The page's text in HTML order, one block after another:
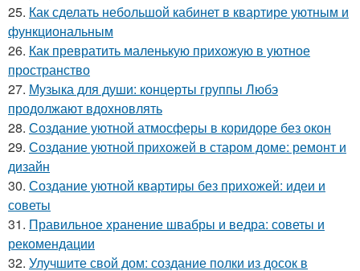
25. Как сделать небольшой кабинет в квартире уютным и
функциональным
26. Как превратить маленькую прихожую в уютное
пространство
27. Музыка для души: концерты группы Любэ
продолжают вдохновлять
28. Создание уютной атмосферы в коридоре без окон
29. Создание уютной прихожей в старом доме: ремонт и
дизайн
30. Создание уютной квартиры без прихожей: идеи и
советы
31. Правильное хранение швабры и ведра: советы и
рекомендации
32. Улучшите свой дом: создание полки из досок в